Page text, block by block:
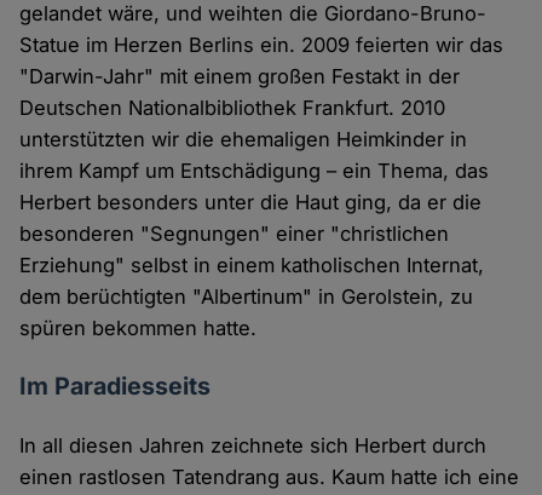
gelandet wäre, und weihten die Giordano-Bruno-
Statue im Herzen Berlins ein. 2009 feierten wir das
"Darwin-Jahr" mit einem großen Festakt in der
Deutschen Nationalbibliothek Frankfurt. 2010
unterstützten wir die ehemaligen Heimkinder in
ihrem Kampf um Entschädigung – ein Thema, das
Herbert besonders unter die Haut ging, da er die
besonderen "Segnungen" einer "christlichen
Erziehung" selbst in einem katholischen Internat,
dem berüchtigten "Albertinum" in Gerolstein, zu
spüren bekommen hatte.
Im Paradiesseits
In all diesen Jahren zeichnete sich Herbert durch
einen rastlosen Tatendrang aus. Kaum hatte ich eine